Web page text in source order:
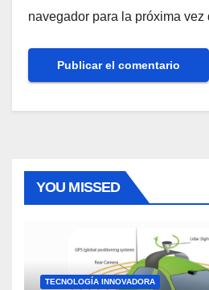
navegador para la próxima vez
YOU MISSED
TECNOLOGÍA INNOVADORA